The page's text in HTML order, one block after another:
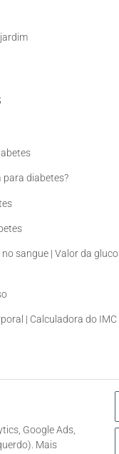
Google Ads,
Mais
para diabetes?
sangue | Valor da
| Calculadora do IMC